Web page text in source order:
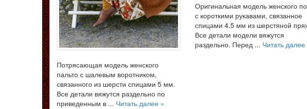
Потрясающая модель женского
пальто с шалевым воротником,
связанного из шерсти спицами 5 мм.
Все детали вяжутся раздельно по
приведенным в ... Читать далее »
Оригинальная модель женского
с короткими рукавами, связанное
спицами 4.5 мм из шерстяной
Все детали модели вяжутся
раздельно. Перед ... Читать далее